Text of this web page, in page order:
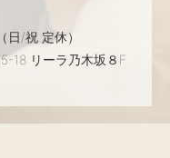
日/祝 定休）
18 リーラ乃木坂８F